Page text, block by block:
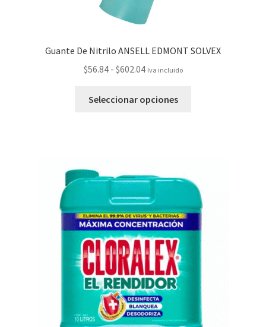
Guante De Nitrilo ANSELL EDMONT SOLVEX
$56.84 - $602.04 Iva incluido
Seleccionar opciones